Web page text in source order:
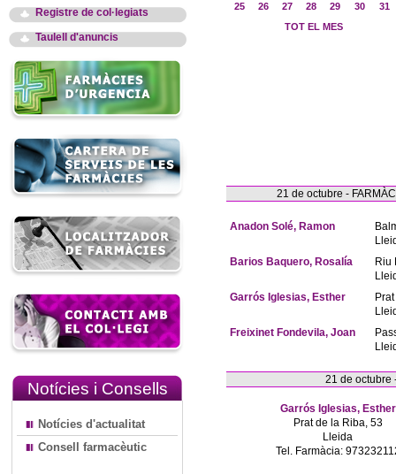
Registre de col·legiats
Taulell d'anuncis
Notícies i Consells
Notícies d'actualitat
Consell farmacèutic
25
26 27 28 29 30
31
TOT EL MES
21 de octubre -
Anadon Solé, Ramon
Barios Baquero, Rosalía
Riu
Garrós Iglesias, Esther
Freixinet Fondevila, Joan
21 de octubre
Garrós Iglesias, Esther
Prat de la Riba, 53
Lleida
Tel. Farmàcia: